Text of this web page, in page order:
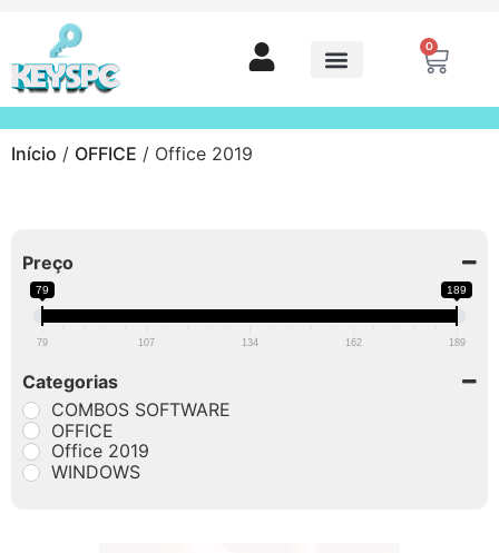
0
Início / OFFICE / Office 2019
Preço
79 189
79 107 134 162 189
Categorias
COMBOS SOFTWARE
OFFICE
Office 2019
WINDOWS